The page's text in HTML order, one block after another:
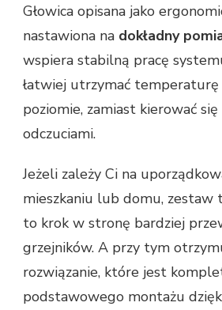
Głowica opisana jako
nastawiona na dokładny
wspiera stabilną pracę
łatwiej utrzymać temperaturę
poziomie, zamiast kierować się
odczuciami.
Jeżeli zależy Ci na
mieszkaniu lub domu, zestaw
to krok w stronę bardziej
grzejników. A przy tym
rozwiązanie, które jest
podstawowego montażu